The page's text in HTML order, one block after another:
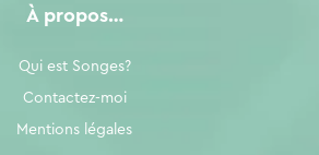
À propos…
Qui est Songes?
Contactez-moi
Mentions légales